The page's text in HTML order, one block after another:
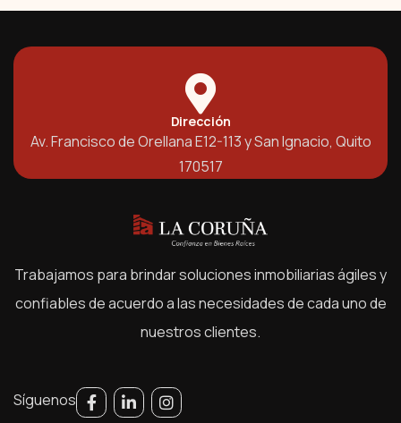
Dirección
Av. Francisco de Orellana E12-113 y San Ignacio, Quito
170517
Trabajamos para brindar soluciones inmobiliarias ágiles y
confiables de acuerdo a las necesidades de cada uno de
nuestros clientes.
Síguenos